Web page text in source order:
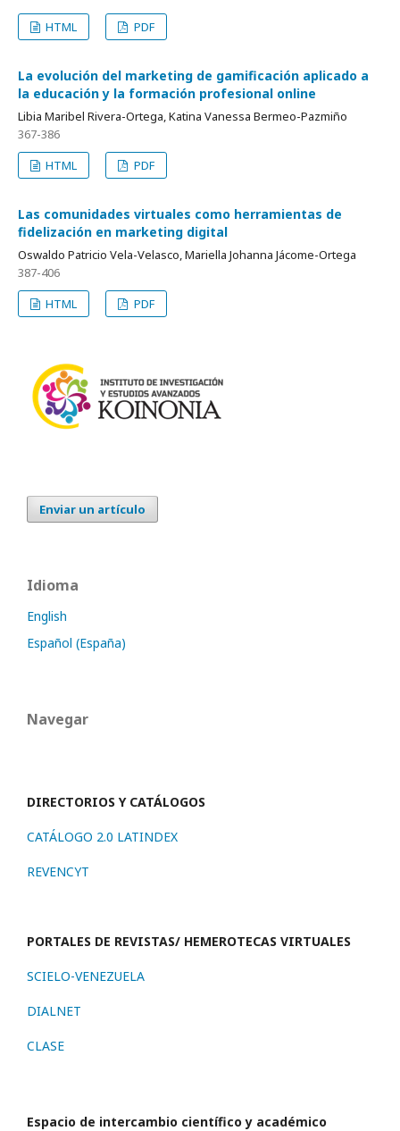
HTML
PDF
La evolución del marketing de gamificación aplicado a
la educación y la formación profesional online
Libia Maribel Rivera-Ortega, Katina Vanessa Bermeo-Pazmiño
367-386
HTML
PDF
Las comunidades virtuales como herramientas de
fidelización en marketing digital
Oswaldo Patricio Vela-Velasco, Mariella Johanna Jácome-Ortega
387-406
HTML
PDF
Enviar un artículo
Idioma
English
Español (España)
Navegar
DIRECTORIOS Y CATÁLOGOS
CATÁLOGO 2.0 LATINDEX
REVENCYT
PORTALES DE REVISTAS/ HEMEROTECAS VIRTUALES
SCIELO-VENEZUELA
DIALNET
CLASE
Espacio de intercambio científico y académico